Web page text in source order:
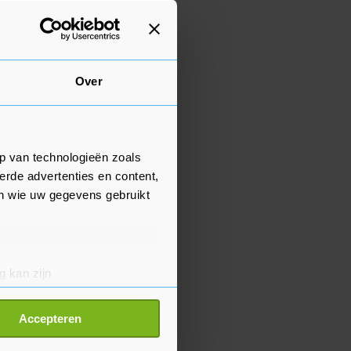
Over
van technologieën zoals
advertenties en content,
wie uw gegevens gebruikt
kan zijn
detailgedeelte
Accepteren